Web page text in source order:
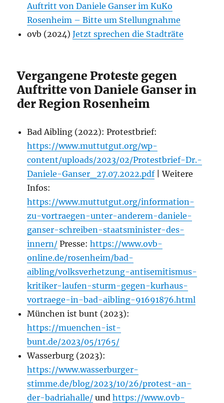
Auftritt von Daniele Ganser im KuKo
Rosenheim – Bitte um Stellungnahme
ovb (2024)Jetzt sprechen die Stadträte
Vergangene Proteste gegen
Auftritte von Daniele Ganser in
der Region Rosenheim
Bad Aibling (2022): Protestbrief:
https://www.muttutgut.org/wp-
content/uploads/2023/02/Protestbrief-Dr.-
Daniele-Ganser_27.07.2022.pdf| Weitere
Infos:
https://www.muttutgut.org/information-
zu-vortraegen-unter-anderem-daniele-
ganser-schreiben-staatsminister-des-
innern/ Presse:https://www.ovb-
online.de/rosenheim/bad-
aibling/volksverhetzung-antisemitismus-
kritiker-laufen-sturm-gegen-kurhaus-
vortraege-in-bad-aibling-91691876.html
München ist bunt (2023):
https://muenchen-ist-
bunt.de/2023/05/1765/
Wasserburg (2023):
https://www.wasserburger-
stimme.de/blog/2023/10/26/protest-an-
der-badriahalle/ undhttps://www.ovb-